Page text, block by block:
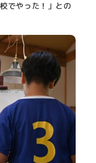
でやった！」との